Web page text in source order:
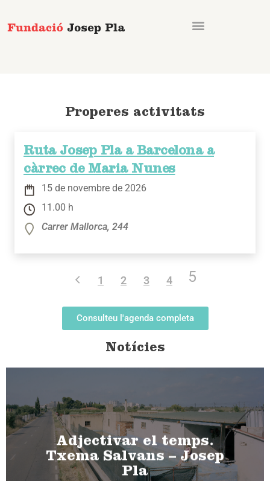
al
Properes activitats
Ruta Josep Pla a Barcelona a
càrrec de Maria Nunes
15 de novembre de 2026
11.00 h
Carrer Mallorca, 244
1 2 3 4 5
Consulteu l'agenda completa
Notícies
Adjectivar el temps.
Txema Salvans – Josep
Pla